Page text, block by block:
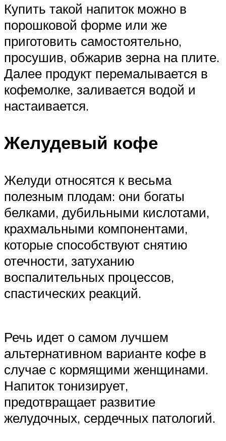
Купить такой напиток можно в
порошковой форме или же
приготовить самостоятельно,
просушив, обжарив зерна на плите.
Далее продукт перемалывается в
кофемолке, заливается водой и
настаивается.
Желудевый кофе
Желуди относятся к весьма
полезным плодам: они богаты
белками, дубильными кислотами,
крахмальными компонентами,
которые способствуют снятию
отечности, затуханию
воспалительных процессов,
спастических реакций.
Речь идет о самом лучшем
альтернативном варианте кофе в
случае с кормящими женщинами.
Напиток тонизирует,
предотвращает развитие
желудочных, сердечных патологий.